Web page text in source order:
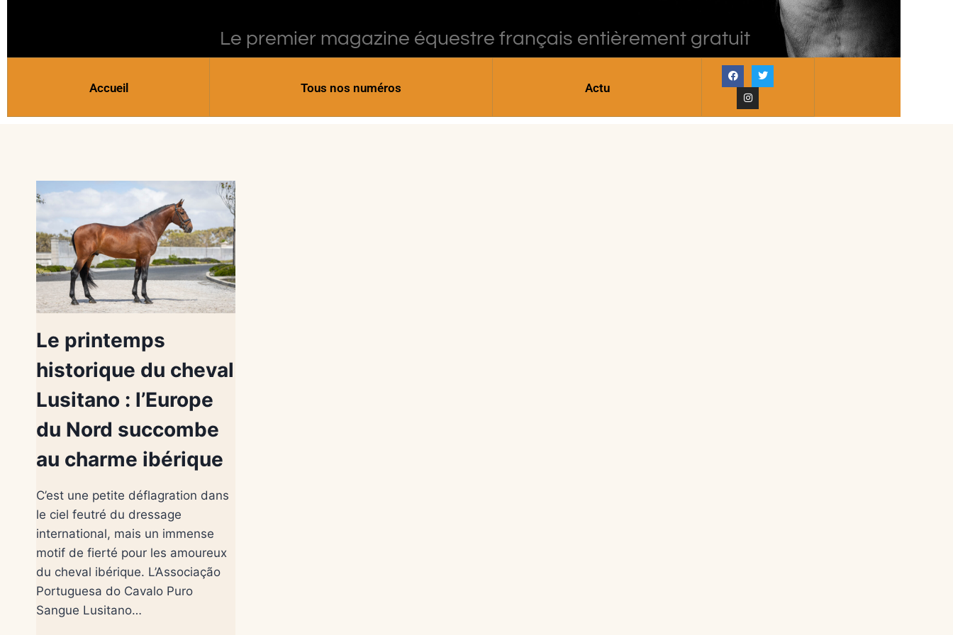
Le premier magazine équestre français entièrement gratuit
Accueil Tous nos numéros Actu
Le printemps
historique du cheval
Lusitano : l’Europe
du Nord succombe
au charme ibérique
C’est une petite déflagration dans
le ciel feutré du dressage
international, mais un immense
motif de fierté pour les amoureux
du cheval ibérique. L’Associação
Portuguesa do Cavalo Puro
Sangue Lusitano…